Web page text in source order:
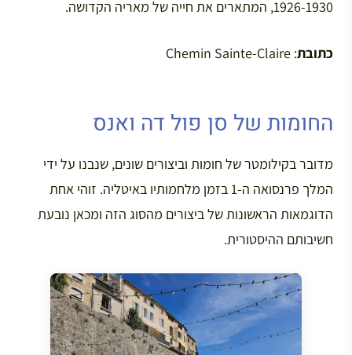
1926-1930, המתארים את חייה של מאריה הקדושה.
כתובת: Chemin Sainte-Claire
החומות של סן פול דה ואנס
מדובר בקילומטר של חומות וביצורים שונים, שנבנו על ידי
המלך פרנסואה ה-1 בזמן מלחמותיו באיטליה. זוהי אחת
הדוגמאות הראשונות של ביצורים מהסוג הזה ומכאן נובעת
חשיבותם ההיסטורית.